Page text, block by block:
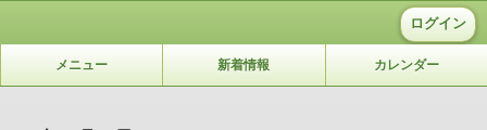
ログイン
メニュー 新着情報 カレンダー